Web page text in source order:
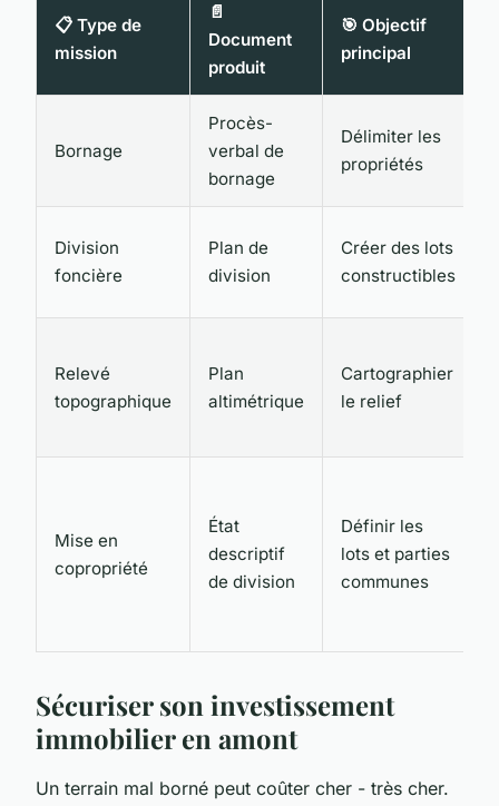
📋 Type de
mission
📄
Document
produit
🎯 Objectif
principal
Bornage
Procès-
verbal de
bornage
Délimiter les
propriétés
Division
foncière
Plan de
division
Créer des lots
constructibles
Relevé
topographique
Plan
altimétrique
Cartographier
le relief
Mise en
copropriété
État
descriptif
de division
Définir les
lots et parties
communes
Sécuriser son investissement
immobilier en amont
Un terrain mal borné peut coûter cher - très cher.